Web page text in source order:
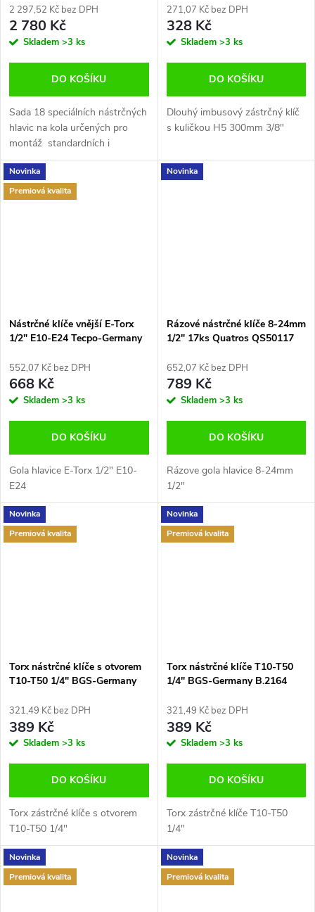
GERMANY TP300677
2 297,52 Kč bez DPH
2 780 Kč
Skladem >3 ks
DO KOŠÍKU
Sada 18 speciálních nástrčných
hlavic na kola určených pro
montáž standardních i
poškozených šroubů a matic
kol
271,07 Kč bez DPH
328 Kč
Skladem >3 ks
DO KOŠÍKU
Dlouhý imbusový zástrčný klíč
s kuličkou H5 300mm 3/8"
Novinka
Premiová kvalita
Nástrčné klíče vnější E-Torx
1/2" E10-E24 Tecpo-Germany
552,07 Kč bez DPH
668 Kč
Skladem >3 ks
DO KOŠÍKU
Gola hlavice E-Torx 1/2" E10-
E24
Novinka
Rázové nástrčné klíče 8-24mm
1/2" 17ks Quatros QS50117
652,07 Kč bez DPH
789 Kč
Skladem >3 ks
DO KOŠÍKU
Rázove gola hlavice 8-24mm
1/2"
Novinka
Premiová kvalita
Torx nástrčné klíče s otvorem
T10-T50 1/4" BGS-Germany
321,49 Kč bez DPH
389 Kč
Skladem >3 ks
DO KOŠÍKU
Torx zástrčné klíče s otvorem
T10-T50 1/4"
Novinka
Premiová kvalita
Torx nástrčné klíče T10-T50
1/4" BGS-Germany B.2164
321,49 Kč bez DPH
389 Kč
Skladem >3 ks
DO KOŠÍKU
Torx zástrčné klíče T10-T50
1/4"
Novinka
Premiová kvalita
Novinka
Premiová kvalita